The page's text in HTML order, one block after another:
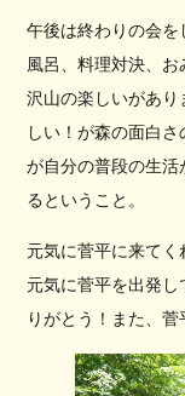
午後は終わりの会
風呂、料理対決、
沢山の楽しいがあり
しい！が森の面白
が自分の普段の生活
るということ。
元気に菅平に来て
元気に菅平を出発
りがとう！また、菅